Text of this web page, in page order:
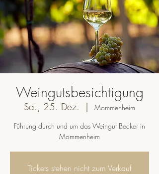
Weingutsbesichtigung
Sa., 25. Dez.
  |
Mommenheim
Führung durch und um das Weingut Becker in
Mommenheim
Tickets stehen nicht zum Verkauf